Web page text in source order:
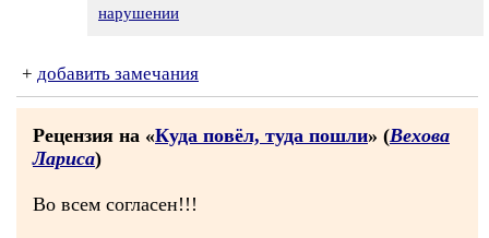
нарушении
+ добавить замечания
Рецензия на «Куда повёл, туда пошли» (Вехова
Лариса)
Во всем согласен!!!